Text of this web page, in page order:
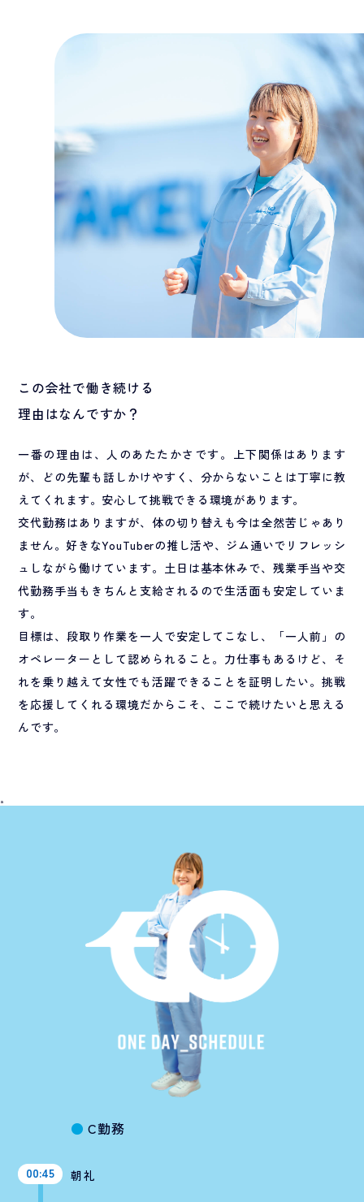
この会社で働き続ける
理由はなんですか？
一番の理由は、人のあたたかさです。上下関係はあります
が、どの先輩も話しかけやすく、分からないことは丁寧に教
えてくれます。安心して挑戦できる環境があります。
交代勤務はありますが、体の切り替えも今は全然苦じゃあり
ません。好きなYouTuberの推し活や、ジム通いでリフレッシ
ュしながら働けています。土日は基本休みで、残業手当や交
代勤務手当もきちんと支給されるので生活面も安定していま
す。
目標は、段取り作業を一人で安定してこなし、「一人前」の
オペレーターとして認められること。力仕事もあるけど、そ
れを乗り越えて女性でも活躍できることを証明したい。挑戦
を応援してくれる環境だからこそ、ここで続けたいと思える
んです。
a
● C勤務
00:45 朝礼